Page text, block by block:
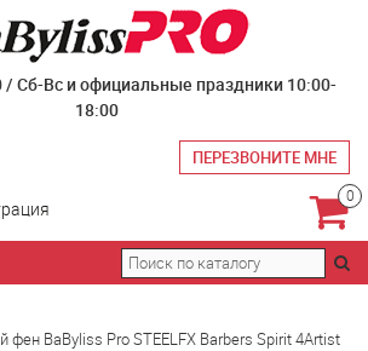
Сб-Вс и официальные праздники 10:00-
18:00
ПЕРЕЗВОНИТЕ МНЕ
0
BaByliss Pro STEELFX Barbers Spirit 4Artist